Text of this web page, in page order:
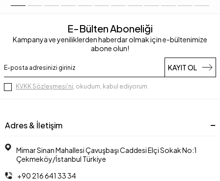
E-Bülten Aboneliği
Kampanya ve yeniliklerden haberdar olmak için e-bültenimize
abone olun!
KAYIT OL
KVKK Sözleşmesi'ni, okudum, kabul ediyorum.
Adres & İletişim
Mimar Sinan Mahallesi Çavuşbaşı Caddesi Elçi Sokak No:1
Çekmeköy/İstanbul Türkiye
+90 216 641 33 34